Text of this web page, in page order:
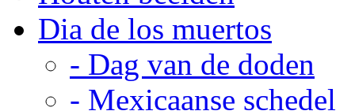
Dia de los muertos
- Dag van de doden
- Mexicaanse schedel